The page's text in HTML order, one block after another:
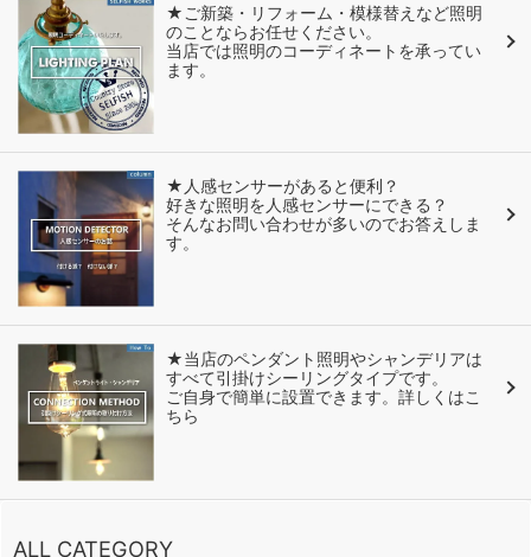
★ご新築・リフォーム・模様替えなど照明
のことならお任せください。
当店では照明のコーディネートを承ってい
ます。
★人感センサーがあると便利？
好きな照明を人感センサーにできる？
そんなお問い合わせが多いのでお答えしま
す。
★当店のペンダント照明やシャンデリアは
すべて引掛けシーリングタイプです。
ご自身で簡単に設置できます。詳しくはこ
ちら
ALL CATEGORY